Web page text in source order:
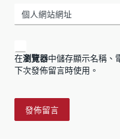
個人網站網址
在瀏覽器中儲存顯示名稱、
下次發佈留言時使用。